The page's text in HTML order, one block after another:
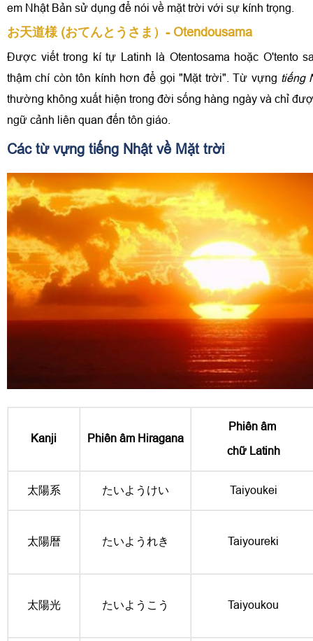
em Nhật Bản sử dụng để nói về mặt trời với sự kính trọng.
お天道様 (おてんとうさま）- Otendousama
Được viết trong kí tự Latinh là Otentosama hoặc O'tento
thậm chí còn tôn kính hơn để gọi "Mặt trời". Từ vựng tiếng
thường không xuất hiện trong đời sống hàng ngày và chỉ
ngữ cảnh liên quan đến tôn giáo.
Các từ vựng tiếng Nhật về Mặt trời
Kanji Phiên âm Hiragana
Phiên âm
chữ Latinh
太陽系 たいようけい Taiyoukei
太陽暦 たいようれき Taiyoureki
太陽光 たいようこう Taiyoukou